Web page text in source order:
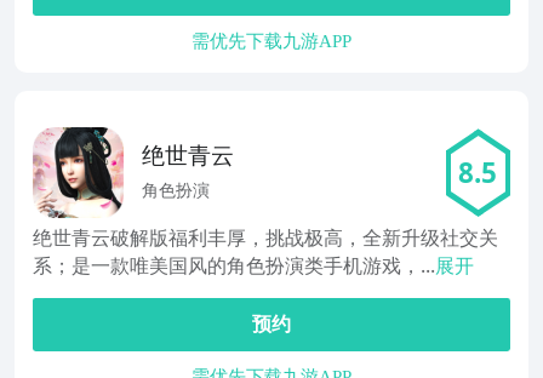
需优先下载九游APP
绝世青云
角色扮演 8.5
绝世青云破解版福利丰厚，挑战极高，全新升级社交关
系；是一款唯美国风的角色扮演类手机游戏，...展开
预约